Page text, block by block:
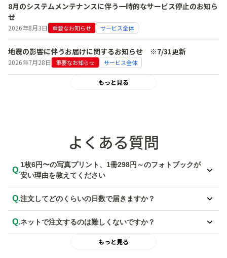
8月のシステムメンテナンスに伴う一時的なサービス停止のお知ら
せ
2026年8月3日 重要なお知らせ サービス全体
地震の影響に伴うお届けに関するお知らせ ※7/31更新
2026年7月28日 重要なお知らせ サービス全体
もっと見る
よくある質問
Q.
1枚6円〜の写真プリント、1冊298円～のフォトブックが
安い理由を教えてください
A.
ています。
しまうま独自のオペレーションシステムを活用した自社工場を設置して
おり、無駄を省き先鋭された生産体制を構築しています。
い品質管理を徹底しているので安心してご利用いただけます。
Q.注文してどのくらいの日数で届きますか？
A.
ます。宅配便（ゆうパック）の場合は、発送日から2日程度でお届けと
なります。
【写真プリント 配送・納期】、
Q.ネットで注文するのは難しくないですか？
パソコンとアプリともに、初めての方でも簡単でわかりやすい操作性に
もっと見る